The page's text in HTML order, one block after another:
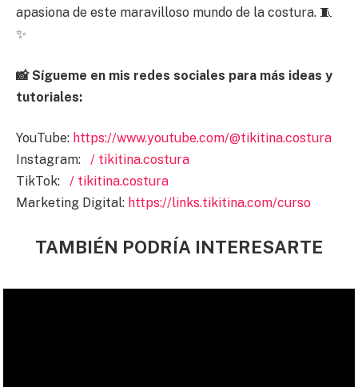
apasiona de este maravilloso mundo de la costura. 🧵
✨
📸 Sígueme en mis redes sociales para más ideas y
tutoriales:
YouTube: https://www.youtube.com/@tikitina.costura
Instagram:
/ tikitina.costura
TikTok:
/ tikitina.costura
Marketing Digital: https://links.tikitina.com/curso
TAMBIÉN PODRÍA INTERESARTE